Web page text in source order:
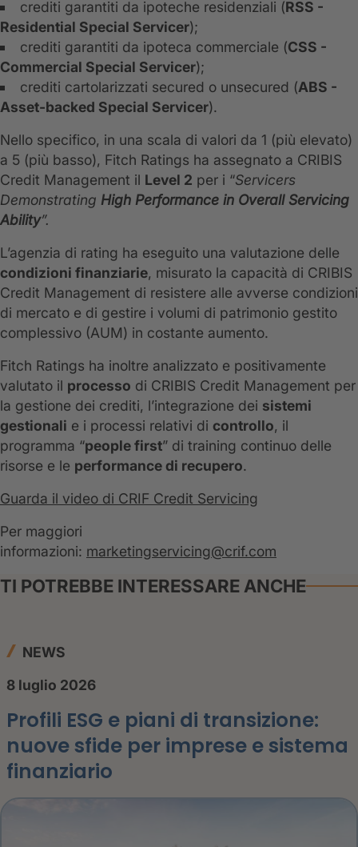
crediti garantiti da ipoteche residenziali (RSS -
Residential Special Servicer);
crediti garantiti da ipoteca commerciale (CSS -
Commercial Special Servicer);
crediti cartolarizzati secured o unsecured (ABS -
Asset-backed Special Servicer).
Nello specifico, in una scala di valori da 1 (più elevato)
a 5 (più basso), Fitch Ratings ha assegnato a CRIBIS
Credit Management il Level 2 per i “Servicers
Demonstrating High Performance in Overall Servicing
Ability”.
L’agenzia di rating ha eseguito una valutazione delle
condizioni finanziarie, misurato la capacità di CRIBIS
Credit Management di resistere alle avverse condizioni
di mercato e di gestire i volumi di patrimonio gestito
complessivo (AUM) in costante aumento.
Fitch Ratings ha inoltre analizzato e positivamente
valutato il processo di CRIBIS Credit Management per
la gestione dei crediti, l’integrazione dei sistemi
gestionali e i processi relativi di controllo, il
programma “people first” di training continuo delle
risorse e le performance di recupero.
Guarda il video di CRIF Credit Servicing
Per maggiori
informazioni: marketingservicing@crif.com
TI POTREBBE INTERESSARE ANCHE
NEWS
8 luglio 2026
Profili ESG e piani di transizione:
nuove sfide per imprese e sistema
finanziario